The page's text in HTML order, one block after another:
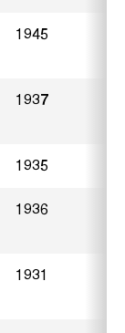
1945
1937
1935
1936
1931